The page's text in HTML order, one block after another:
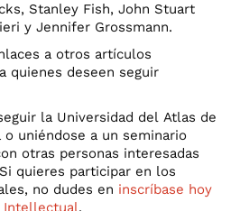
Stanley Fish, John Stuart
y Jennifer Grossmann.
a otros artículos
quienes deseen seguir
la Universidad del Atlas de
o uniéndose a un seminario
otras personas interesadas
quieres participar en los
no dudes en inscríbase hoy
Intellectual.